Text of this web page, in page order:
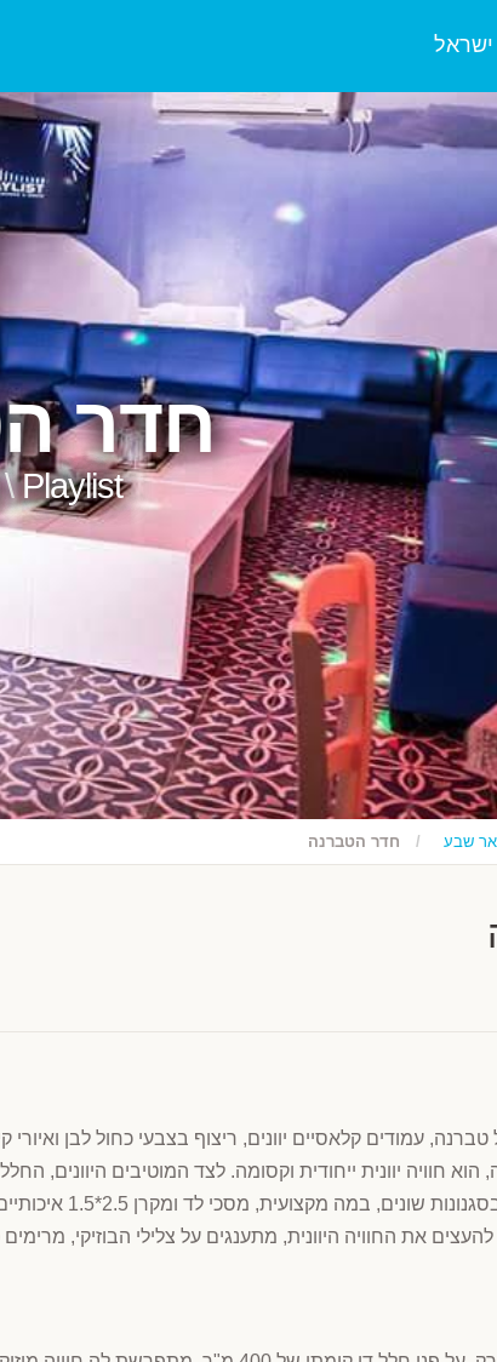
ישראל
חדר
Playlist \ באר שבע
שבע חדר הטברנה
עמודים קלאסיים יוונים, ריצוף בצבעי כחול לבן
הוא חוויה יוונית ייחודית וקסומה. לצד המוטיבים היוונים,
את החוויה היוונית, מתענגים על צלילי הבוזיקי, מרימים